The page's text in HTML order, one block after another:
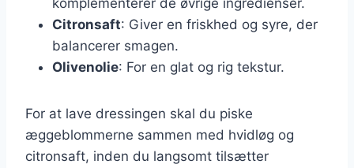
Citronsaft: Giver en friskhed og syre, der
balancerer smagen.
Olivenolie: For en glat og rig tekstur.
For at lave dressingen skal du piske
æggeblommerne sammen med hvidløg og
citronsaft, inden du langsomt tilsætter